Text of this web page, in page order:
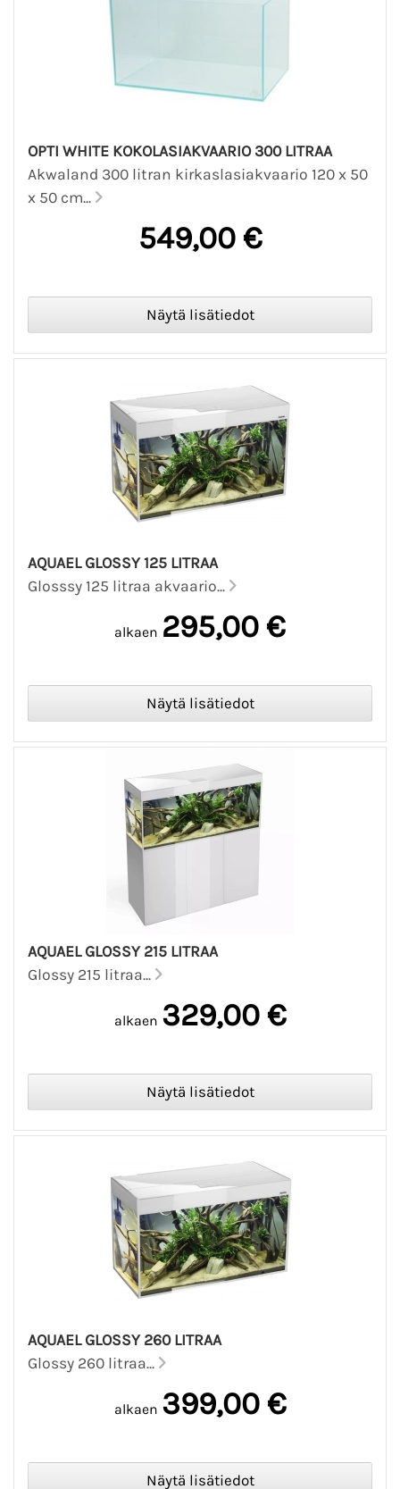
OPTI WHITE KOKOLASIAKVAARIO 300 LITRAA
Akwaland 300 litran kirkaslasiakvaario 120 x 50
x 50 cm...
549,00 €
AQUAEL GLOSSY 125 LITRAA
Glosssy 125 litraa akvaario...
alkaen 295,00 €
AQUAEL GLOSSY 215 LITRAA
Glossy 215 litraa...
alkaen 329,00 €
AQUAEL GLOSSY 260 LITRAA
Glossy 260 litraa...
alkaen 399,00 €